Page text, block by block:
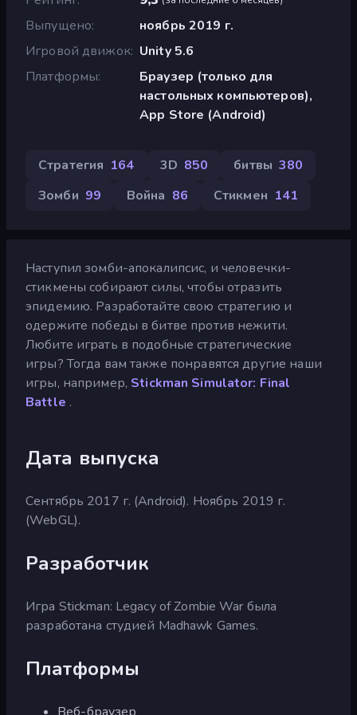
Выпущено
ноябрь 2019 г.
Игровой движок Unity 5.6
Платформы
Браузер (только для
настольных компьютеров),
App Store (Android)
Стратегия 164 3D 850 битвы 380
Зомби 99 Война 86 Стикмен 141
Наступил зомби-апокалипсис, и человечки-
стикмены собирают силы, чтобы отразить
эпидемию. Разработайте свою стратегию и
одержите победы в битве против нежити.
Любите играть в подобные стратегические
игры? Тогда вам также понравятся другие наши
игры, например, Stickman Simulator: Final
Battle .
Дата выпуска
Сентябрь 2017 г. (Android). Ноябрь 2019 г.
(WebGL).
Разработчик
Игра Stickman: Legacy of Zombie War была
разработана студией Madhawk Games.
Платформы